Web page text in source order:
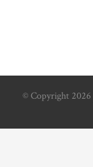
© Copyright 2026